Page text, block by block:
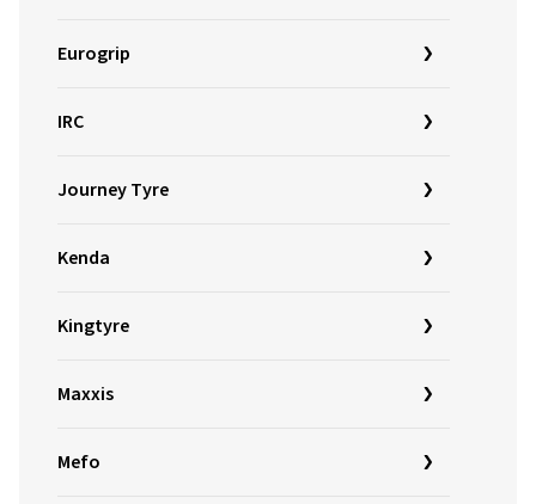
Eurogrip
IRC
Journey Tyre
Kenda
Kingtyre
Maxxis
Mefo